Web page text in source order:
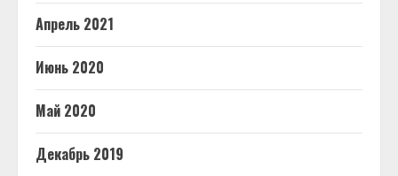
Апрель 2021
Июнь 2020
Май 2020
Декабрь 2019